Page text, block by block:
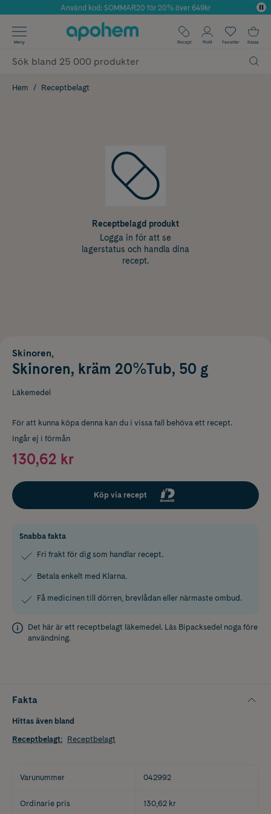
Årets Butik 2025 inom Skönhet
Använd kod: SOMMAR20 för 20% över 649kr
✓ Fri frakt
✓ Poäng på alla köp*
Meny Recept Profil Favoriter Kassa
Hem Receptbelagt
Receptbelagd produkt
Logga in för att se
lagerstatus och handla dina
recept.
Skinoren,
Skinoren, kräm 20%Tub, 50 g
Läkemedel
För att kunna köpa denna kan du i vissa fall behöva ett recept.
Ingår ej i förmån
130,62 kr
Köp via recept
Snabba fakta
Fri frakt för dig som handlar recept.
Betala enkelt med Klarna.
Få medicinen till dörren, brevlådan eller närmaste ombud.
Det här är ett receptbelagt läkemedel. Läs Bipacksedel noga före
användning.
Fakta
Hittas även bland
Receptbelagt: Receptbelagt
Varunummer 042992
Ordinarie pris 130,62 kr